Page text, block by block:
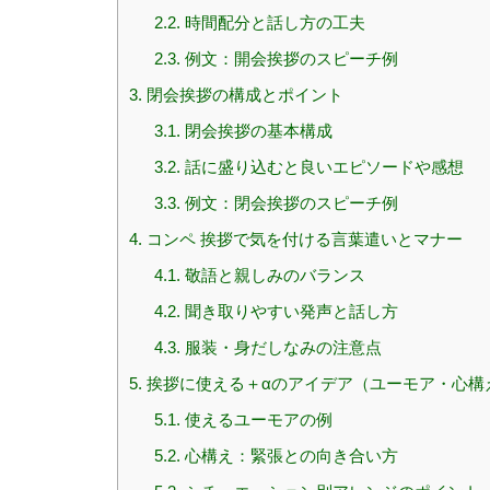
2.2. 時間配分と話し方の工夫
2.3. 例文：開会挨拶のスピーチ例
3. 閉会挨拶の構成とポイント
3.1. 閉会挨拶の基本構成
3.2. 話に盛り込むと良いエピソードや感想
3.3. 例文：閉会挨拶のスピーチ例
4. コンペ 挨拶で気を付ける言葉遣いとマナー
4.1. 敬語と親しみのバランス
4.2. 聞き取りやすい発声と話し方
4.3. 服装・身だしなみの注意点
5. 挨拶に使える＋αのアイデア（ユーモア・心構
5.1. 使えるユーモアの例
5.2. 心構え：緊張との向き合い方